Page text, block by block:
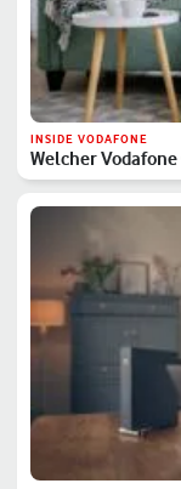
INSIDE VODAFONE
Welcher